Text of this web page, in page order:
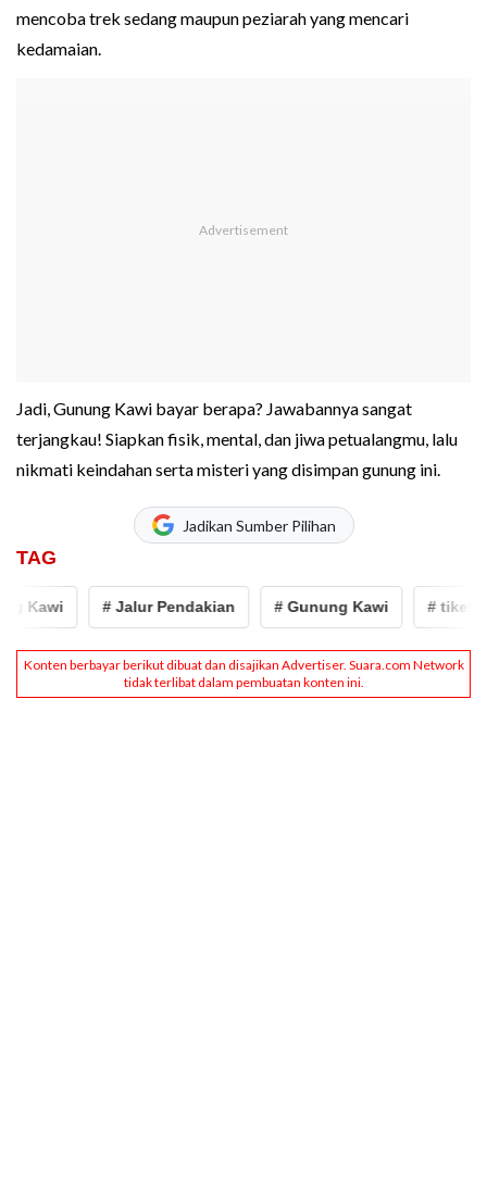
mencoba trek sedang maupun peziarah yang mencari
kedamaian.
Jadi, Gunung Kawi bayar berapa? Jawabannya sangat
terjangkau! Siapkan fisik, mental, dan jiwa petualangmu, lalu
nikmati keindahan serta misteri yang disimpan gunung ini.
Jadikan Sumber Pilihan
TAG
Kawi # Jalur Pendakian # Gunung Kawi # tiket